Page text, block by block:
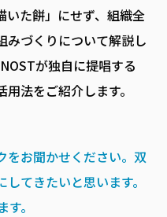
いた餅」にせず、組織全
みづくりについて解説し
が独自に提唱する
法をご紹介します。
をお聞かせください。双
てきたいと思います。
。